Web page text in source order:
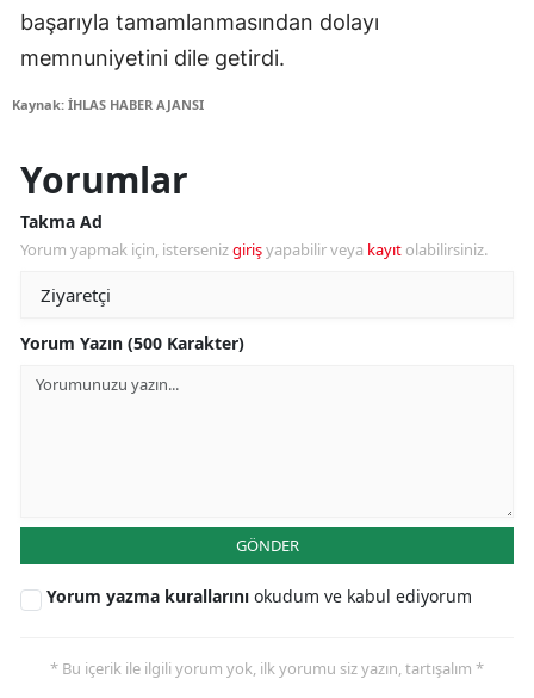
başarıyla tamamlanmasından dolayı
memnuniyetini dile getirdi.
Kaynak: İHLAS HABER AJANSI
Yorumlar
Takma Ad
Yorum yapmak için, istersenizgirişyapabilir veya kayıt olabilirsiniz.
Yorum Yazın (500 Karakter)
GÖNDER
Yorum yazma kurallarını okudum ve kabul ediyorum
* Bu içerik ile ilgili yorum yok, ilk yorumu siz yazın, tartışalım *